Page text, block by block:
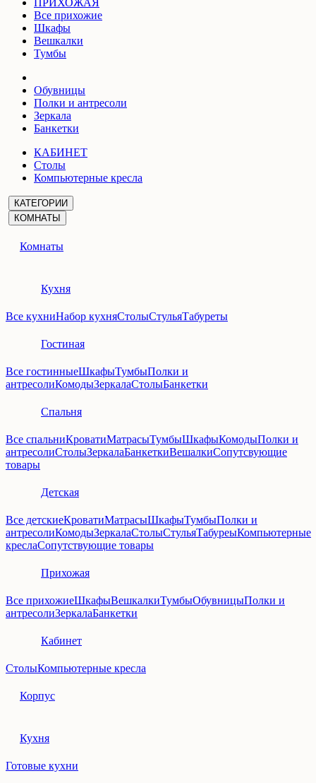
Все прихожие
Шкафы
Вешкалки
Тумбы
Обувницы
Полки и антресоли
Зеркала
Банкетки
КАБИНЕТ
Столы
Компьютерные кресла
КАТЕГОРИИ
КОМНАТЫ
Комнаты
Кухня
Все кухниНабор кухняСтолыСтульяТабуреты
Гостиная
Все гостинныеШкафыТумбыПолки и
антресолиКомодыЗеркалаСтолыБанкетки
Спальня
Все спальниКроватиМатрасыТумбыШкафыКомодыПолки и
антресолиСтолыЗеркалаБанкеткиВешалкиСопутсвующие
товары
Детская
Все детскиеКроватиМатрасыШкафыТумбыПолки и
антресолиКомодыЗеркалаСтолыСтульяТабуреыКомпьютерные
креслаСопутствующие товары
Прихожая
Все прихожиеШкафыВешкалкиТумбыОбувницыПолки и
антресолиЗеркалаБанкетки
Кабинет
СтолыКомпьютерные кресла
Корпус
Кухня
Готовые кухни